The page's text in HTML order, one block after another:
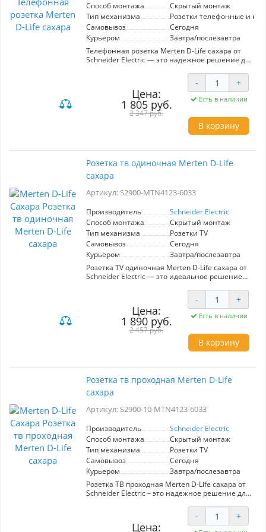
или офиса, создавая комфорт и удобство в
каждом помещении.
Способ монтажа
Скрытый монтаж
Тип механизма
Розетки телефонные и
Самовывоз
Сегодня
Курьером
Завтра/послезавтра
Телефонная розетка Merten D-Life сахара от
Schneider Electric — это надежное решение для
доме или офисе. Изготавливаясь с учетом
современных стандартов, она обеспечивает
стабильное качество связи и легкость в
установке. Дизайн в цвете сахара гармонично
вписывается в любой интерьер, создавая
эстетичный вид. Розетка совместима с
широким спектром телефонных устройств, что
Высококачественные материалы гарантируют
повреждениям. Простота монтажа и замены, а
также надежная фиксация проводов делают
Выбирая Merten D-Life, вы получаете
Цена:
1 805 руб.
2 347 руб.
- +
Есть в наличии
В корзину
Розетка тв одиночная Merten D-Life
сахара
Артикул: S2900-MTN4123-6033
Производитель
Schneider Electric
Способ монтажа
Скрытый монтаж
Тип механизма
Розетки TV
Самовывоз
Сегодня
Курьером
Завтра/послезавтра
Розетка TV одиночная Merten D-Life сахара от
Schneider Electric — это идеальное решение
кинотеатра или медиацентра. Элегантный
дизайн в цвете сахара гармонично впишется
в любой интерьер, придавая ему стильный и
завершенный вид. Розетка обеспечивает
надежное подключение телевизоров,
медиаплееров и других устройств,
обеспечивая стабильный сигнал и высокое
совместимость с другими элементами серии
использования в различных условиях.
Выбирая эту розетку, вы получаете не только
ценность для вашего пространства.
Цена:
1 890 руб.
2 457 руб.
- +
Есть в наличии
В корзину
Розетка тв проходная Merten D-Life
сахара
Артикул: S2900-10-MTN4123-6033
Производитель
Schneider Electric
Способ монтажа
Скрытый монтаж
Тип механизма
Розетки TV
Самовывоз
Сегодня
Курьером
Завтра/послезавтра
Розетка ТВ проходная Merten D-Life сахара от
Schneider Electric – это надежное решение для
Артикул S2900-10-MTN4123-6033. Имеет
стильный дизайн в цвете сахара, который
гармонично вписывается в любой интерьер.
Цена:
- +